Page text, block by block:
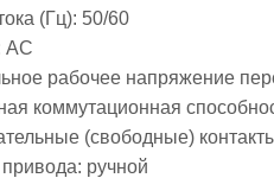
(Гц): 50/60
AC
рабочее напряжение
коммутационная
(свободные)
ручной